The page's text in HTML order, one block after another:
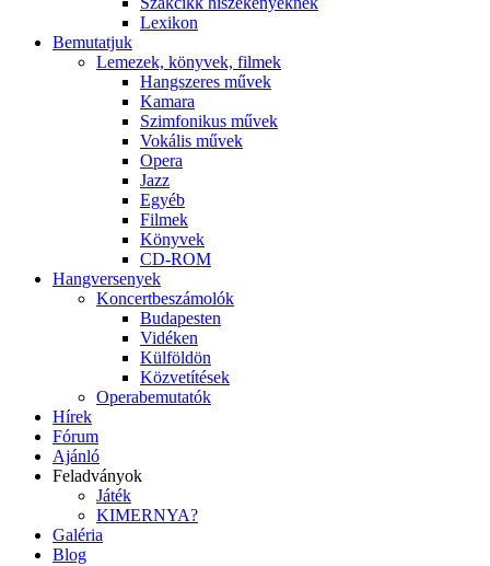
Lexikon
Bemutatjuk
Lemezek, könyvek, filmek
Hangszeres művek
Kamara
Szimfonikus művek
Vokális művek
Opera
Jazz
Egyéb
Filmek
Könyvek
CD-ROM
Hangversenyek
Koncertbeszámolók
Budapesten
Vidéken
Külföldön
Közvetítések
Operabemutatók
Hírek
Fórum
Ajánló
Feladványok
Játék
KIMERNYA?
Galéria
Blog